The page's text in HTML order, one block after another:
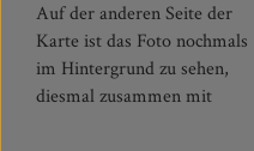
Auf der anderen Seite der
Karte ist das Foto nochmals
im Hintergrund zu sehen,
diesmal zusammen mit
sie auch wunderbar
konfessionsübergreifend